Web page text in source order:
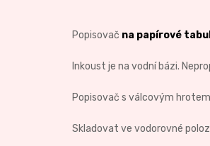
Popisovač na papírové
Inkoust je na vodní bázi.
Popisovač s válcovým
Skladovat ve vodorovné